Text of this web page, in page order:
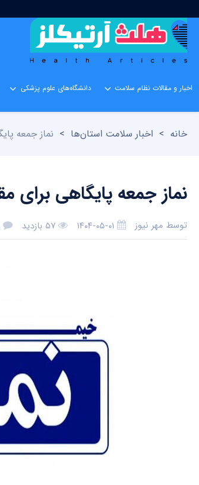
اخبار و مقالات نظام سلامت دانشگاه‌های علوم پزشکی
خانه > اخبار سلامت استان‌ها > نماز جمعه
نماز جمعه پایگاهی برای
توسط مهر نیوز ۱۴۰۴-۰۵-۰۱ ۵۷ بازدید